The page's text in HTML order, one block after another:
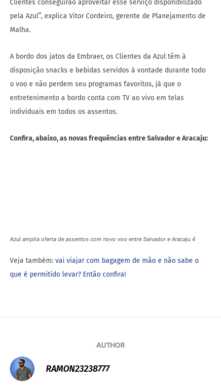
Clientes conseguirão aproveitar esse serviço disponibilizado
pela Azul”, explica Vitor Cordeiro, gerente de Planejamento de
Malha.
A bordo dos jatos da Embraer, os Clientes da Azul têm à
disposição snacks e bebidas servidos à vontade durante todo
o voo e não perdem seu programas favoritos, já que o
entretenimento a bordo conta com TV ao vivo em telas
individuais em todos os assentos.
Confira, abaixo, as novas frequências entre Salvador e Aracaju:
Azul amplia oferta de assentos com novo voo entre Salvador e Aracaju 4
Veja também: vai viajar com bagagem de mão e não sabe o
que é permitido levar? Então confira!
AUTHOR
RAMON23238777